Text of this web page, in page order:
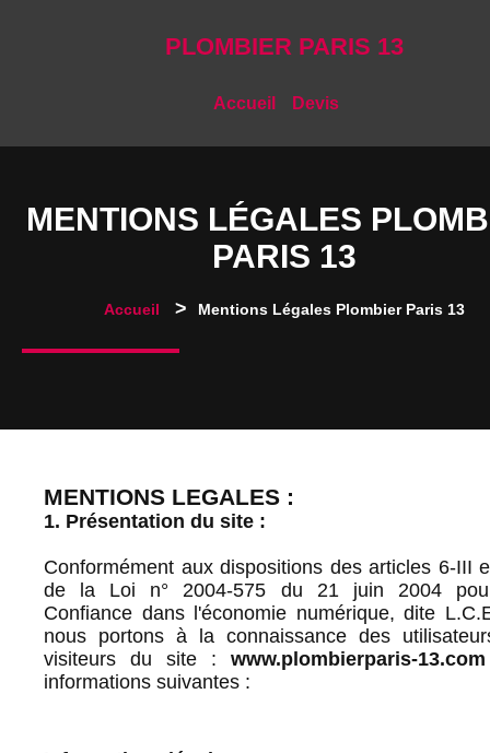
PLOMBIER PARIS 13
Accueil Devis
MENTIONS LÉGALES
PARIS 13
Accueil > Mentions Légales Plombier Paris 13
MENTIONS LEGALES :
1. Présentation du site :
Conformément aux dispositions des articles 6-III
de la Loi n° 2004-575 du 21 juin 2004
Confiance dans l'économie numérique, dite
nous portons à la connaissance des
visiteurs du site : www.plombierparis-13.com
informations suivantes :